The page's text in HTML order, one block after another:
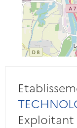
Exploitant